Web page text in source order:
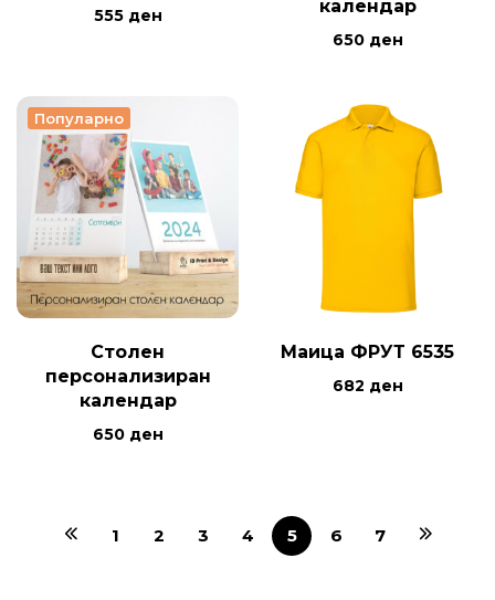
555 ден
календар
650 ден
Популарно
Столен
персонализиран
календар
650 ден
Маица ФРУТ 6535
682 ден
1 2 3 4 5 6 7